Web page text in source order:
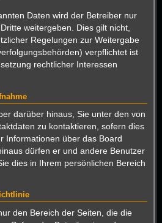
Daten wird der Betreiber nur
weitergeben. Dies gilt nicht,
Regelungen zur Weitergabe
verpflichtet ist
rechtlicher Interessen
darüber hinaus, Sie unter den von
zu kontaktieren, sofern dies
Informationen über das Board
dürfen er und andere Benutzer
dies in Ihrem persönlichen Bereich
den Bereich der Seiten, die die